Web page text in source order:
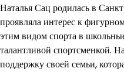
Наталья Сац родилась в
проявляла интерес к
этим видом спорта в
талантливой спортсменкой.
поддержку своей семьи,